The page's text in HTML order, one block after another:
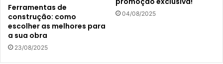
Ferramentas de
construção: como
escolher as melhores para
a sua obra
23/08/2025
04/08/2025